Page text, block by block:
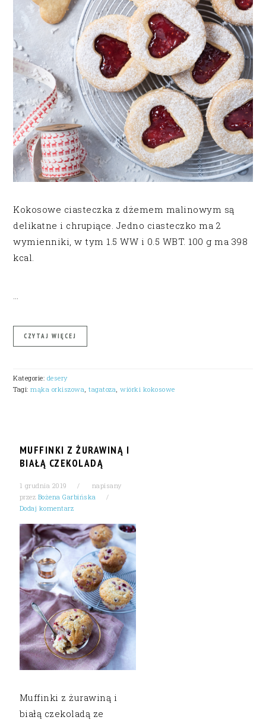
Kokosowe ciasteczka z dżemem malinowym są
delikatne i chrupiące. Jedno ciasteczko ma 2
wymienniki, w tym 1.5 WW i 0.5 WBT. 100 g ma 398
kcal.
…
CZYTAJ WIĘCEJ
Kategorie: desery
Tagi:mąka orkiszowa,tagatoza,wiórki kokosowe
MUFFINKI Z ŻURAWINĄ I
BIAŁĄ CZEKOLADĄ
1 grudnia 2019
napisany
przez Bożena Garbińska
Dodaj komentarz
Muffinki z żurawiną i
białą czekoladą ze